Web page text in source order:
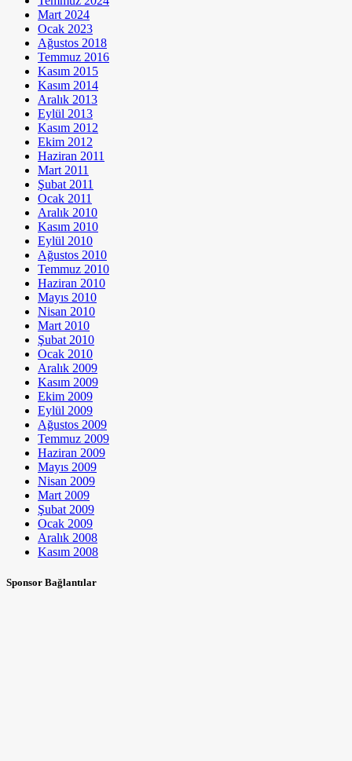
Mart 2024
Ocak 2023
Ağustos 2018
Temmuz 2016
Kasım 2015
Kasım 2014
Aralık 2013
Eylül 2013
Kasım 2012
Ekim 2012
Haziran 2011
Mart 2011
Şubat 2011
Ocak 2011
Aralık 2010
Kasım 2010
Eylül 2010
Ağustos 2010
Temmuz 2010
Haziran 2010
Mayıs 2010
Nisan 2010
Mart 2010
Şubat 2010
Ocak 2010
Aralık 2009
Kasım 2009
Ekim 2009
Eylül 2009
Ağustos 2009
Temmuz 2009
Haziran 2009
Mayıs 2009
Nisan 2009
Mart 2009
Şubat 2009
Ocak 2009
Aralık 2008
Kasım 2008
Sponsor Bağlantılar